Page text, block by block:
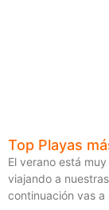
Top Playas
El verano está
viajando a
continuación vas